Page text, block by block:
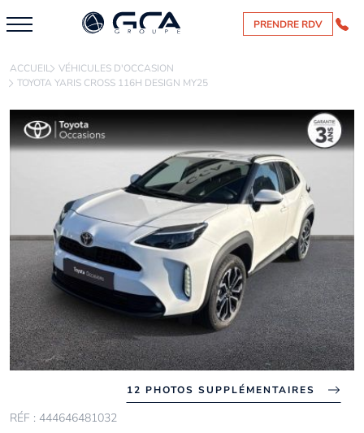
PRENDRE RDV
ACCUEIL VÉHICULES D'OCCASION
TOYOTA YARIS CROSS 116H DESIGN MY25
12 PHOTOS SUPPLÉMENTAIRES
RÉF : 444646481032